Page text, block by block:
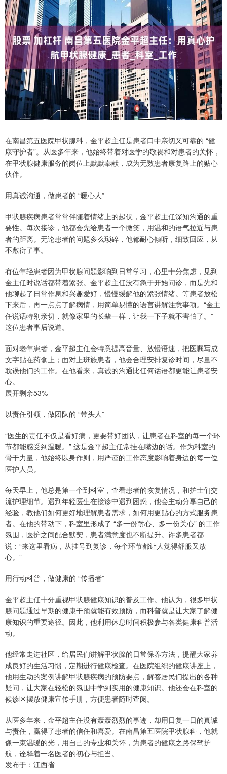
在南昌第五医院甲状腺科，金平超主任是患者口中亲切又可靠的 “健
康守护者”。从医多年来，他始终带着对医学的敬畏和对患者的关怀，
在甲状腺健康服务的岗位上默默奉献，成为无数患者康复路上的贴心
伙伴。
用真诚沟通，做患者的 “暖心人”
甲状腺疾病患者常常伴随着情绪上的起伏，金平超主任深知沟通的重
要性。每次接诊，他都会先给患者一个微笑，用温和的语气拉近与患
者的距离。无论患者的问题多么琐碎，他都耐心倾听，细致回应，从
不敷衍了事。
有位年轻患者因为甲状腺问题影响到日常学习，心里十分焦虑，见到
金主任时说话都带着紧张。金平超主任没有急于开始问诊，而是先和
他聊起了日常作息和兴趣爱好，慢慢缓解他的紧张情绪。等患者放松
下来后，再一点点了解病情，用简单易懂的语言讲解注意事项。“金主
任说话特别亲切，就像家里的长辈一样，让我一下子就不害怕了。”
这位患者事后说道。
面对老年患者，金平超主任会特意提高音量、放慢语速，把医嘱写成
文字贴在药盒上；面对上班族患者，他会合理安排复诊时间，尽量不
耽误他们的工作。在他看来，真诚的沟通比任何话语都更能让患者安
心。
展开剩余53%
以责任引领，做团队的 “带头人”
“医生的责任不仅是看好病，更要带好团队，让患者在科室的每一个环
节都能感受到温暖。” 这是金平超主任常挂在嘴边的话。作为科室的
骨干力量，他始终以身作则，用严谨的工作态度影响着身边的每一位
医护人员。
每天早上，他总是第一个到科室，查看患者的恢复情况，和护士们交
流护理细节。遇到年轻医生在接诊中遇到困惑，他会主动分享自己的
经验，教他们如何更好地理解患者需求，如何用更贴心的方式服务患
者。在他的带动下，科室里形成了 “多一份耐心、多一份关心” 的工作
氛围，医护之间配合默契，患者满意度也不断提升。许多患者都
说：“来这里看病，从挂号到复诊，每个环节都让人觉得舒服又放
心。”
用行动科普，做健康的 “传播者”
金平超主任十分重视甲状腺健康知识的普及工作。他认为，很多甲状
腺问题通过早期的健康干预就能有效预防，而科普就是让大家了解健
康知识的重要途径。因此，他利用休息时间积极参与各类健康科普活
动。
他经常走进社区，给居民们讲解甲状腺的日常保养方法，提醒大家养
成良好的生活习惯，定期进行健康检查。在医院组织的健康讲座上，
他用生动的案例讲解甲状腺疾病的预防要点，解答居民们提出的各种
疑问，让大家在轻松的氛围中学到实用的健康知识。他还会在科室的
候诊区摆放健康宣传手册，方便患者随时查阅。
从医多年来，金平超主任没有轰轰烈烈的事迹，却用日复一日的真诚
与责任，赢得了患者的信任和喜爱。在南昌第五医院甲状腺科，他就
像一束温暖的光，用自己的专业和关怀，为患者的健康之路保驾护
航，诠释着一名医者的初心与担当。
发布于：江西省